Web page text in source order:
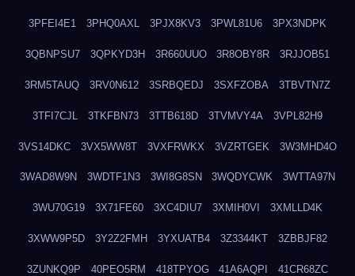
3PFEI4E1 3PHQ0AXL 3PJX8KV3 3PWL81U6 3PX3NDPK
3QBNPSU7 3QPKYD3H 3R660UUO 3R8OBY8R 3RJJOB51
3RM5TAUQ 3RV0N612 3SRBQEDJ 3SXFZOBA 3TBVTN7Z
3TFI7CJL 3TKFBN73 3TTB618D 3TVMVY4A 3VPL82H9
3VS14DKC 3VX5WW8T 3VXFRWKX 3VZRTGEK 3W3MHD4O
3WAD8W9N 3WDTF1N3 3WI8G8SN 3WQDYCWK 3WTTA97N
3WU70G19 3X71FE60 3XC4DIU7 3XMIH0VI 3XMLLD4K
3XWW9P5D 3Y2Z2FMH 3YXUATB4 3Z3344KT 3ZBBJF82
3ZUNKQ9P 40PEO5RM 418TPYOG 41A6AQPI 41CR68ZC